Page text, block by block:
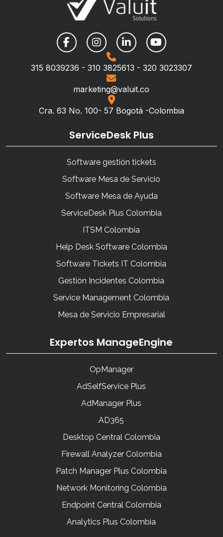
315 8039236 - 310 3825613 - 320 3023307
marketing@valuit.co
Cra. 63 No. 100- 57 Bogotá -Colombia
ServiceDesk Plus
Software gestión tickets
Software Mesa de Servicio
Software Mesa de Ayuda
ServiceDesk Plus Colombia
ITSM Colombia
Help Desk Software Colombia
Software Tickets IT Colombia
Gestión Incidentes Colombia
Service Management Colombia
Mesa de Servicio Empresarial
Expertos ManageEngine
OpManager
AdSelfService Plus
AdManager Plus
AD365
Desktop Central Colombia
Firewall Analyzer Colombia
Patch Manager Plus Colombia
Network Monitoring Colombia
Endpoint Central Colombia
Analytics Plus Colombia